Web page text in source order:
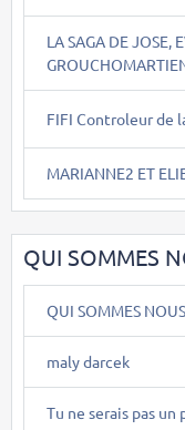
LA SAGA DE JOSE,
FIFI Controleur de
MARIANNE2 ET
QUI SOMMES
QUI SOMMES
maly darcek
Tu ne serais pas un